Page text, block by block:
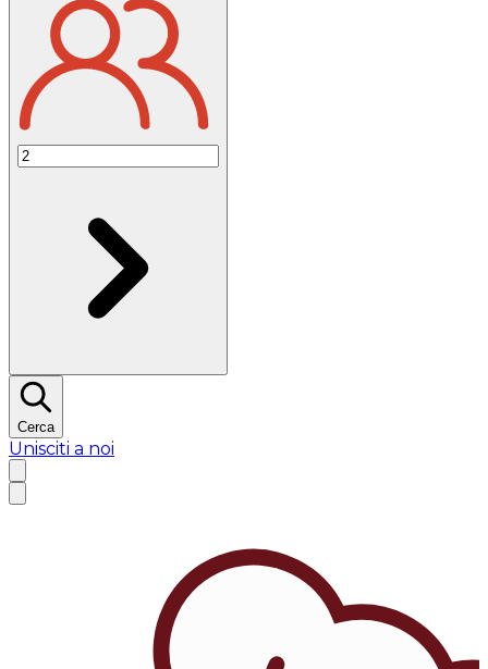
Cerca
Unisciti a noi